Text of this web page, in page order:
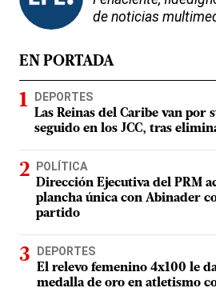
de noticias
EN PORTADA
DEPORTES
Las Reinas del Caribe van por
seguido en los JCC, tras
POLÍTICA
Dirección Ejecutiva del PRM
plancha única con Abinader
partido
DEPORTES
El relevo femenino 4x100 le
medalla de oro en atletismo